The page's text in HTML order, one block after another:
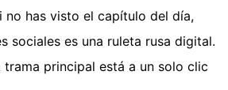
no has visto el capítulo del día,
sociales es una ruleta rusa digital.
trama principal está a un solo clic